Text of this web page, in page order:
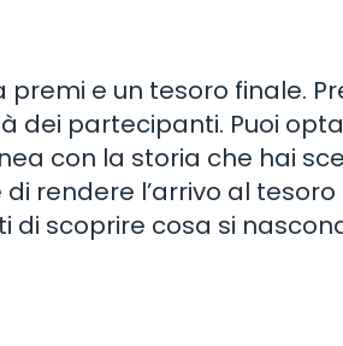
e un tesoro finale.
dei partecipanti. Puoi
con la storia che hai
rendere l’arrivo al
di scoprire cosa si